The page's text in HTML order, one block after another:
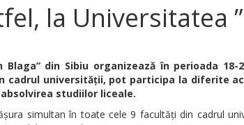
la Universitatea
Blaga” din Sibiu organizează în perioada
cadrul universităţii, pot participa la diferite
studiilor liceale.
simultan în toate cele 9 facultăţi din cadrul